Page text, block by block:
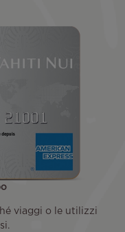
viaggi o le utilizzi